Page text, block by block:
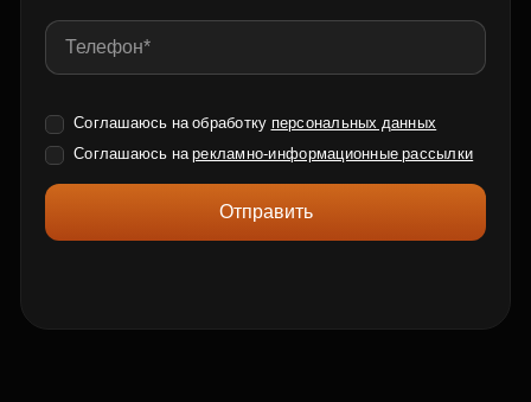
Соглашаюсь на обработку персональных данных
Соглашаюсь нарекламно-информационные рассылки
Отправить